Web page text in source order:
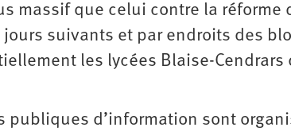
massif que celui contre la réforme
suivants et par endroits des
les lycées Blaise-Cendrars
publiques d’information sont